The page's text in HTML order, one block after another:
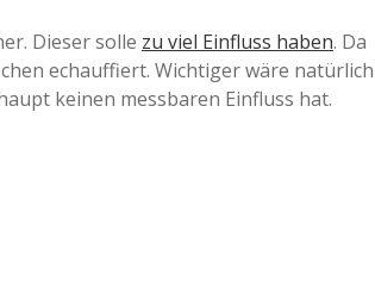
Dieser solle zu viel Einfluss haben. Da
echauffiert. Wichtiger wäre natürlich
keinen messbaren Einfluss hat.